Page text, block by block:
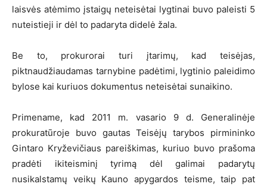
laisvės atėmimo įstaigų neteisėtai lygtinai buvo paleisti 5
nuteistieji ir dėl to padaryta didelė žala.
Be to, prokurorai turi įtarimų, kad teisėjas,
piktnaudžiaudamas tarnybine padėtimi, lygtinio paleidimo
bylose kai kuriuos dokumentus neteisėtai sunaikino.
Primename, kad 2011 m. vasario 9 d. Generalinėje
prokuratūroje buvo gautas Teisėjų tarybos pirmininko
Gintaro Kryževičiaus pareiškimas, kuriuo buvo prašoma
pradėti ikiteisminį tyrimą dėl galimai padarytų
nusikalstamų veikų Kauno apygardos teisme, taip pat